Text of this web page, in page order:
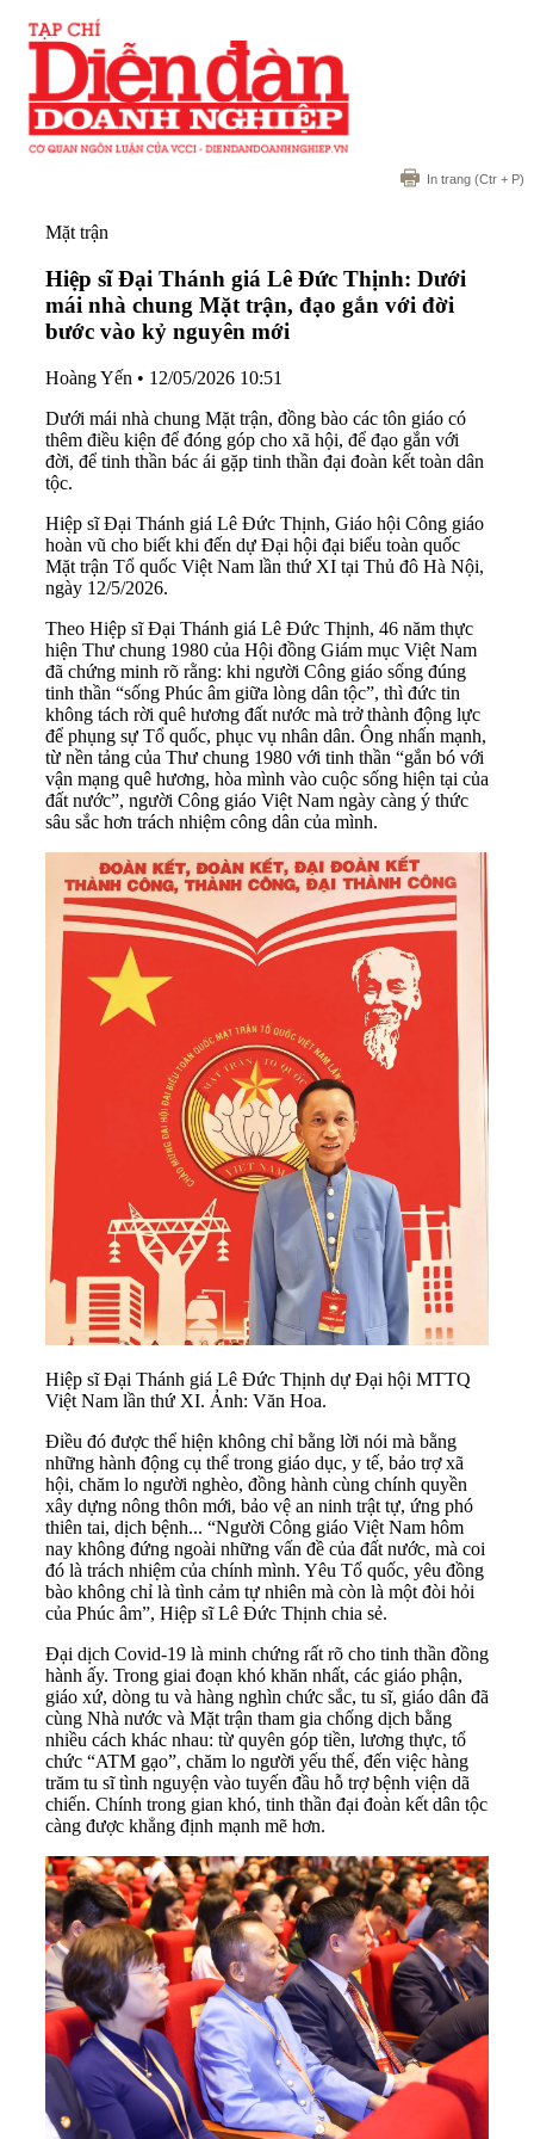
In trang (Ctr + P)
Mặt trận
Hiệp sĩ Đại Thánh giá Lê Đức Thịnh: Dưới
mái nhà chung Mặt trận, đạo gắn với đời
bước vào kỷ nguyên mới
Hoàng Yến • 12/05/2026 10:51
Dưới mái nhà chung Mặt trận, đồng bào các tôn giáo có
thêm điều kiện để đóng góp cho xã hội, để đạo gắn với
đời, để tinh thần bác ái gặp tinh thần đại đoàn kết toàn dân
tộc.
Hiệp sĩ Đại Thánh giá Lê Đức Thịnh, Giáo hội Công giáo
hoàn vũ cho biết khi đến dự Đại hội đại biểu toàn quốc
Mặt trận Tổ quốc Việt Nam lần thứ XI tại Thủ đô Hà Nội,
ngày 12/5/2026.
Theo Hiệp sĩ Đại Thánh giá Lê Đức Thịnh, 46 năm thực
hiện Thư chung 1980 của Hội đồng Giám mục Việt Nam
đã chứng minh rõ rằng: khi người Công giáo sống đúng
tinh thần “sống Phúc âm giữa lòng dân tộc”, thì đức tin
không tách rời quê hương đất nước mà trở thành động lực
để phụng sự Tổ quốc, phục vụ nhân dân. Ông nhấn mạnh,
từ nền tảng của Thư chung 1980 với tinh thần “gắn bó với
vận mạng quê hương, hòa mình vào cuộc sống hiện tại của
đất nước”, người Công giáo Việt Nam ngày càng ý thức
sâu sắc hơn trách nhiệm công dân của mình.
Hiệp sĩ Đại Thánh giá Lê Đức Thịnh dự Đại hội MTTQ
Việt Nam lần thứ XI. Ảnh: Văn Hoa.
Điều đó được thể hiện không chỉ bằng lời nói mà bằng
những hành động cụ thể trong giáo dục, y tế, bảo trợ xã
hội, chăm lo người nghèo, đồng hành cùng chính quyền
xây dựng nông thôn mới, bảo vệ an ninh trật tự, ứng phó
thiên tai, dịch bệnh... “Người Công giáo Việt Nam hôm
nay không đứng ngoài những vấn đề của đất nước, mà coi
đó là trách nhiệm của chính mình. Yêu Tổ quốc, yêu đồng
bào không chỉ là tình cảm tự nhiên mà còn là một đòi hỏi
của Phúc âm”, Hiệp sĩ Lê Đức Thịnh chia sẻ.
Đại dịch Covid-19 là minh chứng rất rõ cho tinh thần đồng
hành ấy. Trong giai đoạn khó khăn nhất, các giáo phận,
giáo xứ, dòng tu và hàng nghìn chức sắc, tu sĩ, giáo dân đã
cùng Nhà nước và Mặt trận tham gia chống dịch bằng
nhiều cách khác nhau: từ quyên góp tiền, lương thực, tổ
chức “ATM gạo”, chăm lo người yếu thế, đến việc hàng
trăm tu sĩ tình nguyện vào tuyến đầu hỗ trợ bệnh viện dã
chiến. Chính trong gian khó, tinh thần đại đoàn kết dân tộc
càng được khẳng định mạnh mẽ hơn.